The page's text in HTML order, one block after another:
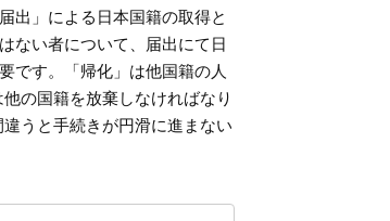
出」による日本国籍の取得と
ない者について、届出にて日
です。「帰化」は他国籍の人
の国籍を放棄しなければなり
うと手続きが円滑に進まない